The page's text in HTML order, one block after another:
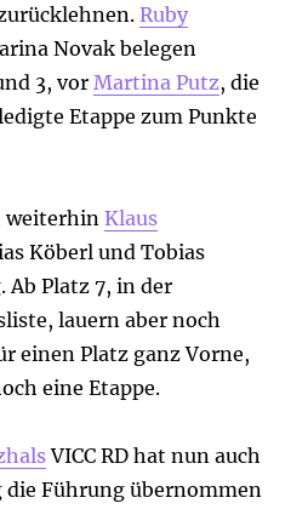
Ruby
Novak belegen
3, vor Martina Putz, die
Etappe zum Punkte
weiterhinKlaus
Köberl und Tobias
Ab Platz 7, in der
lauern aber noch
einen Platz ganz Vorne,
eine Etappe.
VICC RD hat nun auch
Führung übernommen